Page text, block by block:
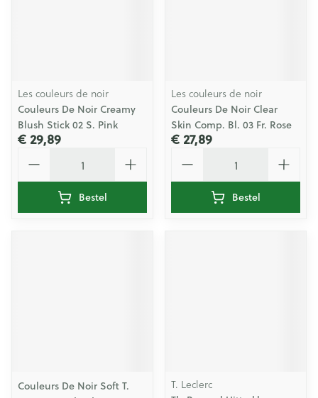
Les couleurs de noir
Couleurs De Noir Creamy
Blush Stick 02 S. Pink
€ 29,89
Bestel
Les couleurs de noir
Couleurs De Noir Clear
Skin Comp. Bl. 03 Fr. Rose
€ 27,89
Bestel
Couleurs De Noir Soft T.
T. Leclerc